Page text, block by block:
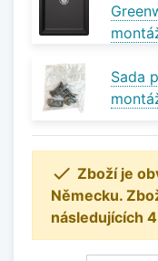
Sada
 Zboží je
Německu.
následujících